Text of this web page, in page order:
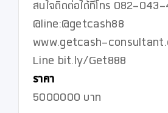
สนใจติดต่อได้ที่โทร 082-
@line:@getcash88
www.getcash-
ราคา
5000000 บาท